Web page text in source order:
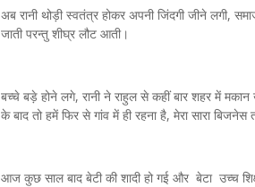
अब रानी थोड़ी स्वतंत्र होकर अपनी जिंदगी जीने लगी,
जाती परन्तु शीघ्र लौट आती।
बच्चे बड़े होने लगे, रानी ने राहुल से कहीं बार शहर में मकान
के बाद तो हमें फिर से गांव में ही रहना है, मेरा सारा बिजनेस
आज कुछ साल बाद बेटी की शादी हो गई और बेटा उच्च